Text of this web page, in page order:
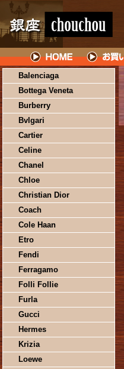
Balenciaga
Bottega Veneta
Burberry
Bvlgari
Cartier
Celine
Chanel
Chloe
Christian Dior
Coach
Cole Haan
Etro
Fendi
Ferragamo
Folli Follie
Furla
Gucci
Hermes
Krizia
Loewe